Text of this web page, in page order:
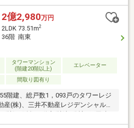
パー・ドラックストア・コンビニ・
ニック等暮らしを支える利便施設の
管理・ホテルライクな内廊下設計・
ション有・ペット飼育可能▼ 新規リ
（2025年5月30日完成済）・システ
換・洗面化粧台新規交換・トイレ新
バス水栓、シャワー交換・給湯器交
貼付・天井カセットエアコン・玄関
2億2,980万円
2LDK 73.51m2
36階 南東
タワーマンション
(階建20階以上)
エレベーター
間取り図有り
階建、総戸数1，093戸のタワーレジ
産(株)、三井不動産レジデンシャル
(株)、阪急不動産(株)旧分譲■戸田建
(株)共同体施工、(株)久米設計設計■